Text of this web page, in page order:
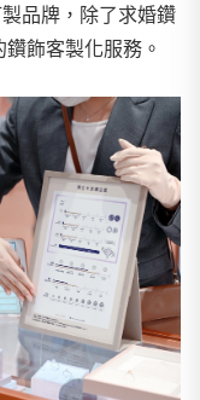
品牌，除了求婚鑽
飾客製化服務。